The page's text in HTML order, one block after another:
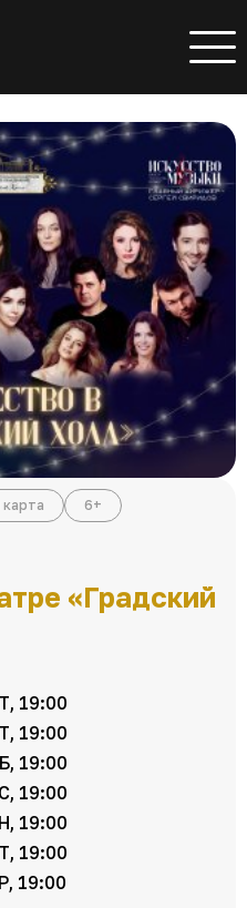
6+
«Градский
19:00
19:00
19:00
19:00
19:00
19:00
19:00